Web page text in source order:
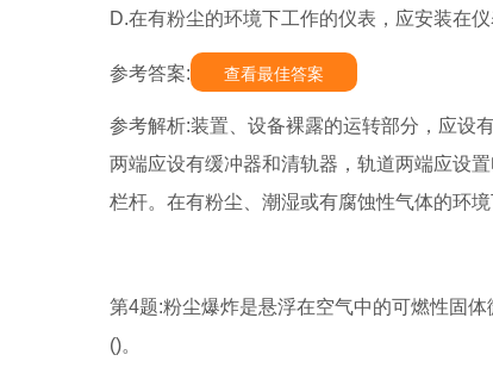
D.在有粉尘的环境下工作的仪表，应安装在
参考答案: 查看最佳答案
参考解析:装置、设备裸露的运转部分，应设
两端应设有缓冲器和清轨器，轨道两端应设
栏杆。在有粉尘、潮湿或有腐蚀性气体的环
第4题:粉尘爆炸是悬浮在空气中的可燃性固
()。